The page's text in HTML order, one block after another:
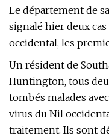
Le département de
signalé hier deux
occidental, les
Un résident de
Huntington, tous
tombés malades
virus du Nil
traitement. Ils sont